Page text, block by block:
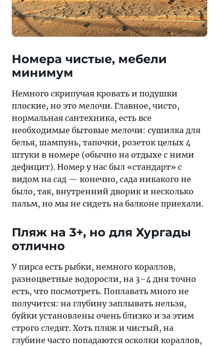
Номера чистые, мебели
минимум
Немного скрипучая кровать и подушки
плоские, но это мелочи. Главное, чисто,
нормальная сантехника, есть все
необходимые бытовые мелочи: сушилка для
белья, шампунь, тапочки, розеток целых 4
штуки в номере (обычно на отдыхе с ними
дефицит). Номер у нас был «стандарт» с
видом на сад — конечно, сада никакого не
было, так, внутренний дворик и несколько
пальм, но мы не сидеть на балконе приехали.
Пляж на 3+, но для Хургады
отлично
У пирса есть рыбки, немного кораллов,
разноцветные водоросли, на 3–4 дня точно
есть, что посмотреть. Поплавать много не
получится: на глубину заплывать нельзя,
буйки установлены очень близко и за этим
строго следят. Хоть пляж и чистый, на
глубине часто попадаются осколки кораллов,